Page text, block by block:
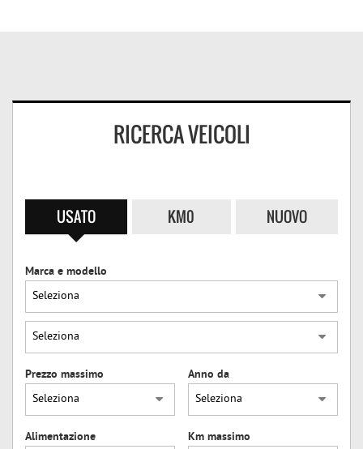
RICERCA VEICOLI
USATO KM0 NUOVO
Marca e modello
Prezzo massimo Anno da
Alimentazione Km massimo